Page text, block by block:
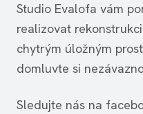
Studio Evalofa vám
realizovat
chytrým úložným
domluvte si
Sledujte nás na